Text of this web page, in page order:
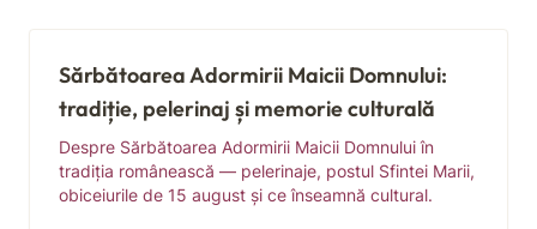
Sărbătoarea Adormirii Maicii Domnului:
tradiție, pelerinaj și memorie culturală
Despre Sărbătoarea Adormirii Maicii Domnului în
tradiția românească — pelerinaje, postul Sfintei Marii,
obiceiurile de 15 august și ce înseamnă cultural.